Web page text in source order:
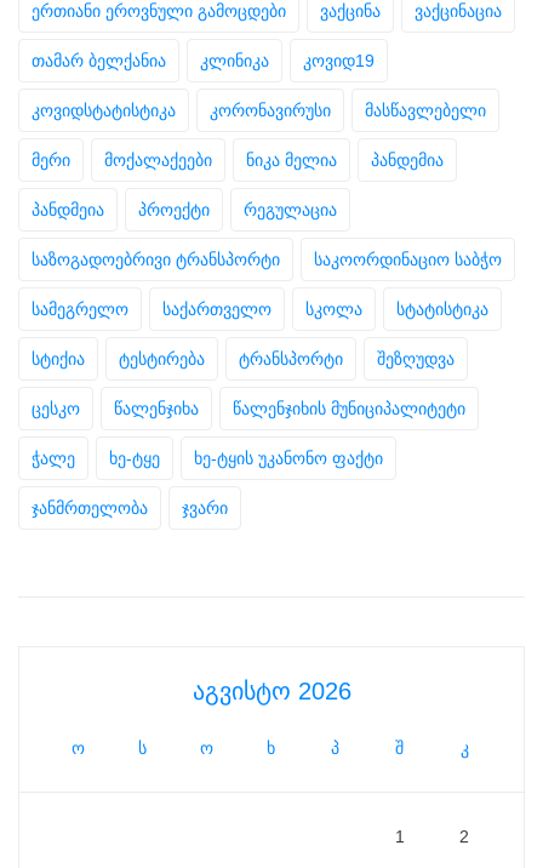
ერთიანი ეროვნული გამოცდები ვაქცინა ვაქცინაცია
თამარ ბელქანია კლინიკა კოვიდ19
კოვიდსტატისტიკა კორონავირუსი მასწავლებელი
მერი მოქალაქეები ნიკა მელია პანდემია
პანდმეია პროექტი რეგულაცია
საზოგადოებრივი ტრანსპორტი საკოორდინაციო საბჭო
სამეგრელო საქართველო სკოლა სტატისტიკა
სტიქია ტესტირება ტრანსპორტი შეზღუდვა
ცესკო წალენჯიხა წალენჯიხის მუნიციპალიტეტი
ჭალე ხე-ტყე ხე-ტყის უკანონო ფაქტი
ჯანმრთელობა ჯვარი
აგვისტო 2026
ო ს ო ხ პ შ კ
1 2